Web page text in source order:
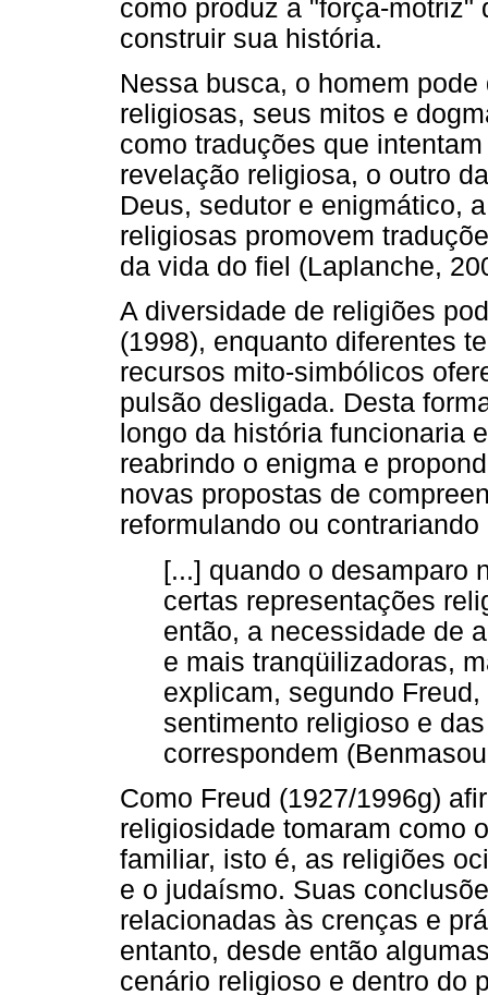
como produz a "força-
construir sua história.
Nessa busca, o homem
religiosas, seus mitos e
como traduções que
revelação religiosa, o outro
Deus, sedutor e enigmático,
religiosas promovem
da vida do fiel (Laplanche,
A diversidade de religiões
(1998), enquanto diferentes
recursos mito-simbólicos
pulsão desligada. Desta
longo da história funcionaria
reabrindo o enigma e
novas propostas de
reformulando ou
[...] quando o desamparo
certas representações
então, a necessidade de
e mais tranqüilizadoras,
explicam, segundo
sentimento religioso e
correspondem
Como Freud (1927/1996g)
religiosidade tomaram como
familiar, isto é, as religiões
e o judaísmo. Suas
relacionadas às crenças e
entanto, desde então
cenário religioso e dentro do